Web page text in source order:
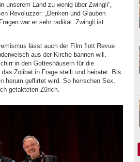
unserem Land zu wenig über Zwingli“,
Revoluzzer: „Denken und Glauben
war er sehr radikal. Zwingli ist
lässt auch der Film flott Revue
aus der Kirche bannen will.
in den Gotteshäusern für die
Zölibat in Frage stellt und heiratet. Bis
herum geflirtet wird. So herrschen Sex,
getakteten Zürich.